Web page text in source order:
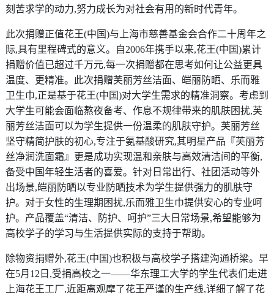
刻苦求学的动力,努力成长为对社会有用的新时代青年。
此次捐赠正值花王(中国)与上海市慈善基金会合作二十周年之
际,具有里程碑式的意义。自2006年携手以来,花王(中国)累计
捐赠价值已超过千万元,每一次捐赠都在思考如何让公益更具
温度、更精准。此次捐赠芙丽芳丝洁面、皑丽防晒、乐而雅
卫生巾,正是基于花王(中国)对大学生需求的精准洞察。考虑到
大学生可能会面临熬夜备考、作息不规律带来的肌肤困扰,芙
丽芳丝洁面可以为学生提供一份温柔的肌肤守护。芙丽芳丝
坚守精简护肤的初心,专注于氨基酸研究,其明星产品『芙丽芳
丝净润洗面霜』更是成功实现温和亲肤与高效清洁间的平衡,
备受中国年轻生活者的喜爱。针对日常出行、社团活动等外
出场景,皑丽防晒以专业防晒技术为学生提供强力的肌肤守
护。对于女性的生理期困扰,乐而雅卫生巾提供安心的专业呵
护。产品覆盖“清洁、防护、呵护”三大日常场景,希望能够为
高校学子的学习与生活提供实际的支持于帮助。
除物资捐赠外,花王(中国)也积极与高校学子搭建沟通桥梁。早
在5月12日,受捐高校之一——华东理工大学的学生代表们走进
上海花王工厂,近距离观摩了花王严谨的生产线,详细了解了花